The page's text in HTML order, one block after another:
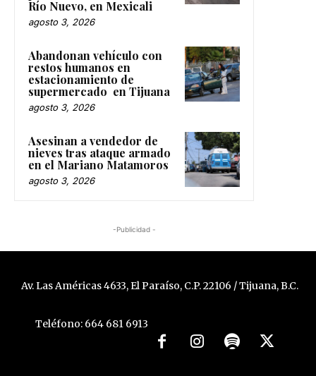
Río Nuevo, en Mexicali
agosto 3, 2026
Abandonan vehículo con
restos humanos en
estacionamiento de
supermercado en Tijuana
agosto 3, 2026
Asesinan a vendedor de
nieves tras ataque armado
en el Mariano Matamoros
agosto 3, 2026
-Publicidad -
Av. Las Américas 4633, El Paraíso, C.P. 22106 / Tijuana, B.C.
Teléfono: 664 681 6913